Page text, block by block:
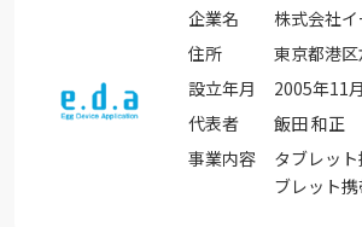
企業名
株式会社
住所
東京都港
設立年月
2005年11
代表者
飯田 和正
事業内容
タブレッ
ブレット